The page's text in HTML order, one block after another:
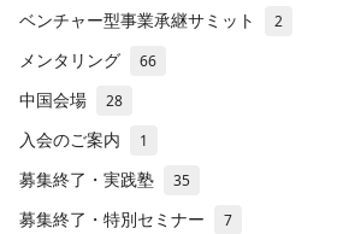
ベンチャー型事業承継サミット 2
メンタリング 66
中国会場 28
入会のご案内 1
募集終了・実践塾 35
募集終了・特別セミナー 7